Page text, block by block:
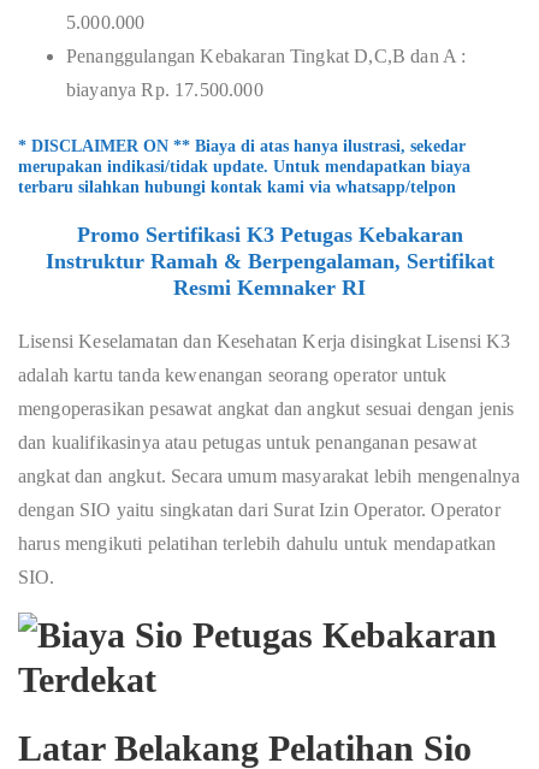
5.000.000
Penanggulangan Kebakaran Tingkat D,C,B dan A :
biayanya Rp. 17.500.000
* DISCLAIMER ON ** Biaya di atas hanya ilustrasi, sekedar
merupakan indikasi/tidak update. Untuk mendapatkan biaya
terbaru silahkan hubungi kontak kami via whatsapp/telpon
Promo Sertifikasi K3 Petugas Kebakaran
Instruktur Ramah & Berpengalaman, Sertifikat
Resmi Kemnaker RI
Lisensi Keselamatan dan Kesehatan Kerja disingkat Lisensi K3
adalah kartu tanda kewenangan seorang operator untuk
mengoperasikan pesawat angkat dan angkut sesuai dengan jenis
dan kualifikasinya atau petugas untuk penanganan pesawat
angkat dan angkut. Secara umum masyarakat lebih mengenalnya
dengan SIO yaitu singkatan dari Surat Izin Operator. Operator
harus mengikuti pelatihan terlebih dahulu untuk mendapatkan
SIO.
Latar Belakang Pelatihan Sio